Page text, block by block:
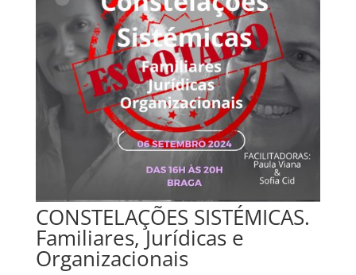
CONSTELAÇÕES SISTÉMICAS.
Familiares, Jurídicas e
Organizacionais